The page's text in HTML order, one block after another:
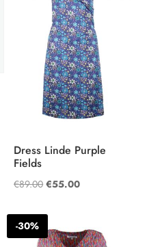
Dress Linde Purple
Fields
€89.00 Oorspronkelijke
was:
€89.00.
€55.00Huidige
€55.00.
-30%